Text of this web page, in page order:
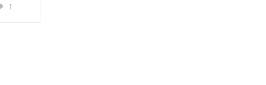
1